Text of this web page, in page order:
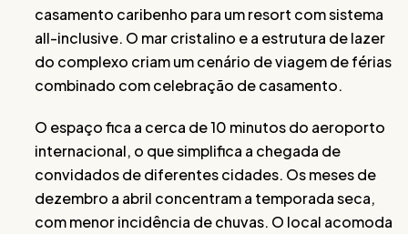
casamento caribenho para um resort com sistema
all-inclusive. O mar cristalino e a estrutura de lazer
do complexo criam um cenário de viagem de férias
combinado com celebração de casamento.
O espaço fica a cerca de 10 minutos do aeroporto
internacional, o que simplifica a chegada de
convidados de diferentes cidades. Os meses de
dezembro a abril concentram a temporada seca,
com menor incidência de chuvas. O local acomoda